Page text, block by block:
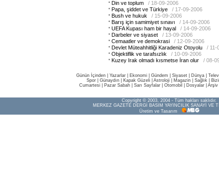
Din ve toplum
/ 18-09-2006
Papa, şiddet ve Türkiye
/ 17-09-2006
Bush ve hukuk
/ 15-09-2006
Barış için samimiyet sınavı
/ 14-09-2006
UEFA Kupası ham bir hayal
/ 14-09-2006
Darbeler ve siyaset
/ 13-09-2006
Cemaatler ve demokrasi
/ 12-09-2006
Devlet Müteahhitliği Karadeniz Otoyolu
/ 11-
Objektiflik ve tarafsızlık
/ 10-09-2006
Kuzey Irak olmadı kısmetse İran olur
/ 08-
Günün İçinden Yazarlar Ekonomi Gündem Siyaset Dünya |
Spor
Günaydın Kapak Güzeli Astroloji Magazin Sağlık
Cumartesi
Pazar Sabah Sarı Sayfalar Otomobil Dosyalar Arşiv
Copyright © 2003, 2004 - Tüm hakları saklıdır.
MERKEZ GAZETE DERGİ BASIM YAYINCILIK SANAYİ VE
Üretim ve Tasarım